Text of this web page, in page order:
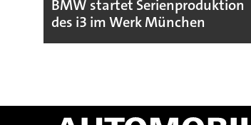
BMW startet Serienproduktion
des i3 im Werk München